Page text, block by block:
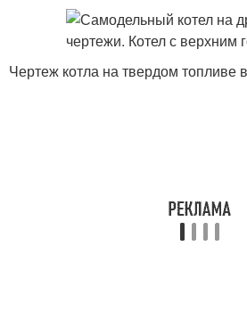
Чертеж котла на твердом топливе